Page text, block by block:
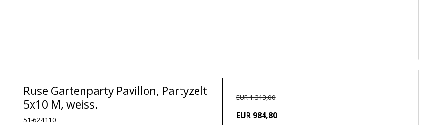
Ruse Gartenparty Pavillon, Partyzelt
5x10 M, weiss.
51-624110
EUR 1.313,00
EUR 984,80